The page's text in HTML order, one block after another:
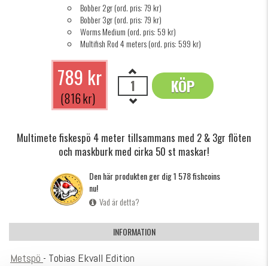
Bobber 2gr (ord. pris: 79 kr)
Bobber 3gr (ord. pris: 79 kr)
Worms Medium (ord. pris: 59 kr)
Multifish Rod 4 meters (ord. pris: 599 kr)
789 kr
(816 kr)
KÖP
OK
Multimete fiskespö 4 meter tillsammans med 2 & 3gr flöten
och maskburk med cirka 50 st maskar!
Den här produkten ger dig 1 578 fishcoins
nu!
Vad är detta?
INFORMATION
Metspö - Tobias Ekvall Edition